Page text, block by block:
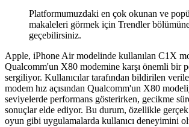
Platformumuzdaki en çok okunan ve
makaleleri görmek için Trendler
geçebilirsiniz.
Apple, iPhone Air modelinde kullanılan C1X
Qualcomm'un X80 modemine karşı önemli bir
sergiliyor. Kullanıcılar tarafından bildirilen
modem hız açısından Qualcomm'un X80
seviyelerde performans gösterirken, gecikme
sonuçlar elde ediyor. Bu durum, özellikle
oyun gibi uygulamalarda kullanıcı deneyimini